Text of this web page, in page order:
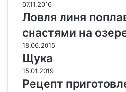
07.11.2016
Ловля линя
снастями на
18.06.2015
Щука
15.01.2019
Рецепт